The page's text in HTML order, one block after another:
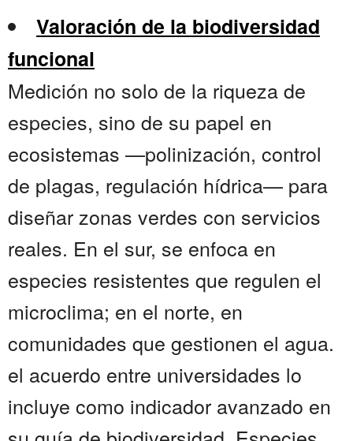
Valoración de la biodiversidad
funcional
Medición no solo de la riqueza de
especies, sino de su papel en
ecosistemas —polinización, control
de plagas, regulación hídrica— para
diseñar zonas verdes con servicios
reales. En el sur, se enfoca en
especies resistentes que regulen el
microclima; en el norte, en
comunidades que gestionen el agua.
el acuerdo entre universidades lo
incluye como indicador avanzado en